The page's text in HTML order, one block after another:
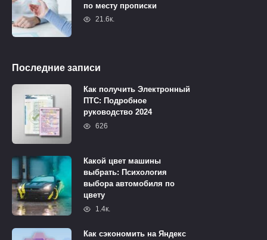
по месту прописки
21.6к.
Последние записи
Как получить Электронный
ПТС: Подробное
руководство 2024
626
Какой цвет машины
выбрать: Психология
выбора автомобиля по
цвету
1.4к.
Как сэкономить на Яндекс